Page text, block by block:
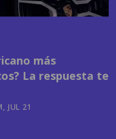
La respuesta te
JUL 21